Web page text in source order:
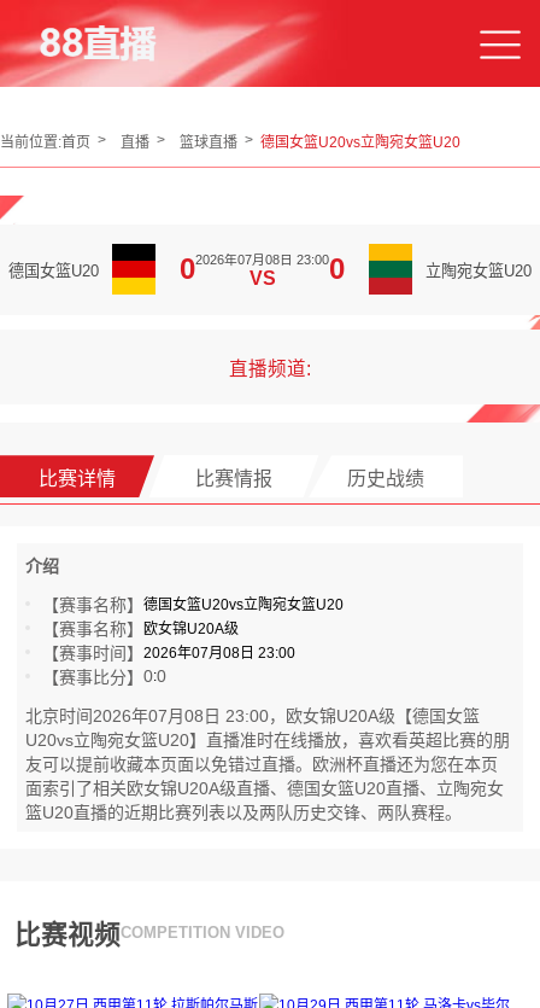
当前位置:首页 直播 篮球直播 德国女篮U20vs立陶宛女篮U20
德国女篮U20 02026年07月08日 23:00
VS 0 立陶宛女篮U20
直播频道:
比赛详情 比赛情报 历史战绩
介绍
【赛事名称】德国女篮U20vs立陶宛女篮U20
【赛事名称】 欧女锦U20A级
【赛事时间】2026年07月08日 23:00
【赛事比分】0:0
北京时间2026年07月08日 23:00，欧女锦U20A级【德国女篮
U20vs立陶宛女篮U20】直播准时在线播放，喜欢看英超比赛的朋
友可以提前收藏本页面以免错过直播。欧洲杯直播还为您在本页
面索引了相关欧女锦U20A级直播、德国女篮U20直播、立陶宛女
篮U20直播的近期比赛列表以及两队历史交锋、两队赛程。
比赛视频COMPETITION VIDEO